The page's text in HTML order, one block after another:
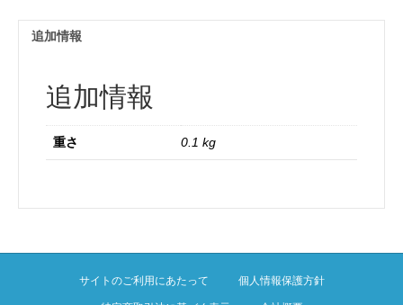
追加情報
追加情報
重さ 0.1 kg
サイトのご利用にあたって 個人情報保護方針